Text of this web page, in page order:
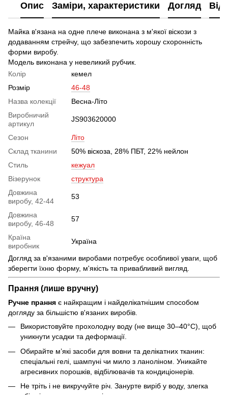
Опис Заміри, характеристики Догляд
Майка в'язана на одне плече виконана з м'якої віскози з
додаванням стрейчу, що забезпечить хорошу схоронність
форми виробу.
Модель виконана у невеликий рубчик.
Колір
кемел
Розмір
46-48
Назва колекції
Весна-Літо
Виробничий
артикул
JS903620000
Сезон
Літо
Склад тканини
50% віскоза, 28% ПБТ, 22% нейлон
Стиль
кежуал
Візерунок
структура
Довжина
виробу, 42-44
53
Довжина
виробу, 46-48
57
Країна
виробник
Україна
Догляд за в'язаними виробами потребує особливої уваги, щоб
зберегти їхню форму, м'якість та привабливий вигляд.
Прання (лише вручну)
Ручне прання є найкращим і найделікатнішим способом
догляду за більшістю в'язаних виробів.
Використовуйте прохолодну воду (не вище 30–40°C), щоб
уникнути усадки та деформації.
Обирайте м’які засоби для вовни та делікатних тканин:
спеціальні гелі, шампуні чи мило з ланоліном. Уникайте
агресивних порошків, відбілювачів та кондиціонерів.
Не тріть і не викручуйте річ. Занурте виріб у воду, злегка